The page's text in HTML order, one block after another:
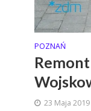
POZNAŃ
23 Maja 2019